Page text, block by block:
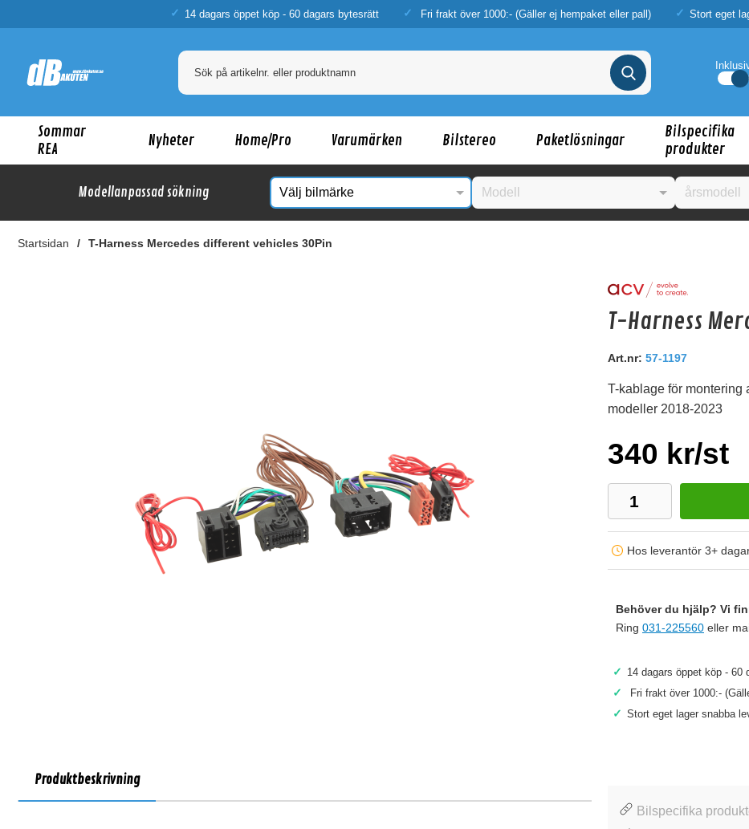
14 dagars öppet köp - 60 dagars bytesrätt Fri frakt över 1000:- (Gäller ej hempaket eller pall) Stort eget
Sommar
REA
Nyheter Home/Pro Varumärken Bilstereo Paketlösningar
Bilspecifika
produkter
Modellanpassad sökning
Startsidan T-Harness Mercedes different vehicles 30Pin
Kanske någon av dessa produkter kan intressera dig?
Kabelsko/ Gaffelsko BLÅ
T-Harness
Art.nr: 57-1197
T-kablage för montering
modeller 2018-2023
340 kr/st
Hos leverantör 3+
Behöver du hjälp? Vi
Ring 031-225560 eller
✓ 14 dagars öppet köp - 60
✓ Fri frakt över 1000:-
✓ Stort eget lager snabba
Produktbeskrivning
Bilspecifika